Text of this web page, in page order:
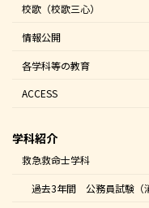
校歌（校歌三心）
情報公開
各学科等の教育
ACCESS
学科紹介
救急救命士学科
過去3年間 公務員試験（